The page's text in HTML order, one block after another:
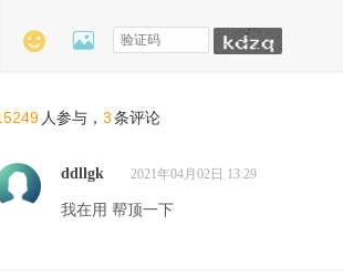
 
人参与， 3 条评论
ddllgk 2021年04月02日 13:29
我在用 帮顶一下